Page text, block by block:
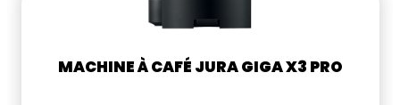
MACHINE À CAFÉ JURA GIGA X3 PRO